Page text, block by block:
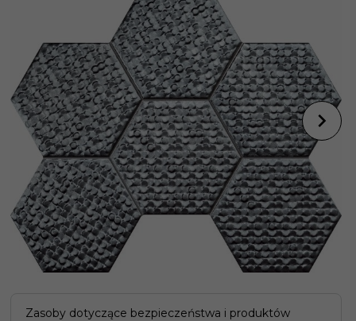
Zasoby dotyczące bezpieczeństwa i produktów